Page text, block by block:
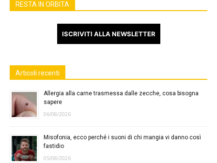
RESTA IN ORBITA
ISCRIVITI ALLA NEWSLETTER
Articoli recenti
Allergia alla carne trasmessa dalle zecche, cosa bisogna
sapere
06/08/2026
Misofonia, ecco perché i suoni di chi mangia vi danno così
fastidio
05/08/2026